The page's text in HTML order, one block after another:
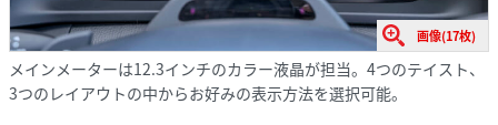
画像(17枚)
メインメーターは12.3インチのカラー液晶が担当。4つのテイスト、
3つのレイアウトの中からお好みの表示方法を選択可能。